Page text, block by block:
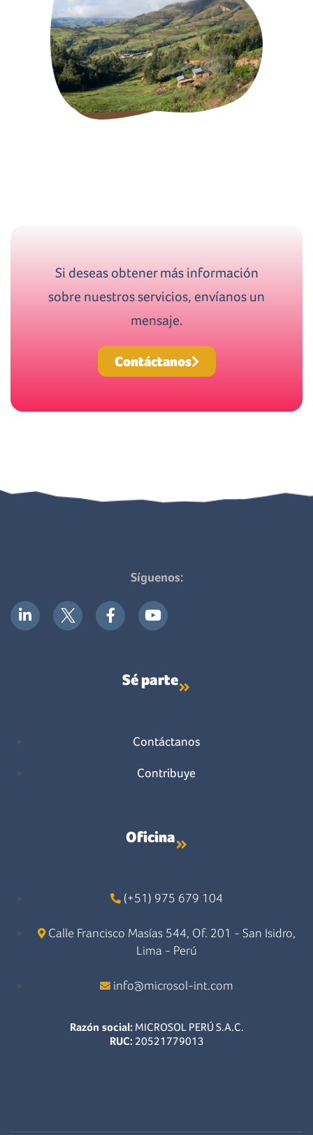
Si deseas obtener más información
sobre nuestros servicios, envíanos un
mensaje.
Contáctanos
Síguenos:
Sé parte
Contáctanos
Contribuye
Oficina
(+51) 975 679 104
Calle Francisco Masías 544, Of. 201 - San Isidro,
Lima - Perú
info@microsol-int.com
Razón social: MICROSOL PERÚ S.A.C.
RUC: 20521779013